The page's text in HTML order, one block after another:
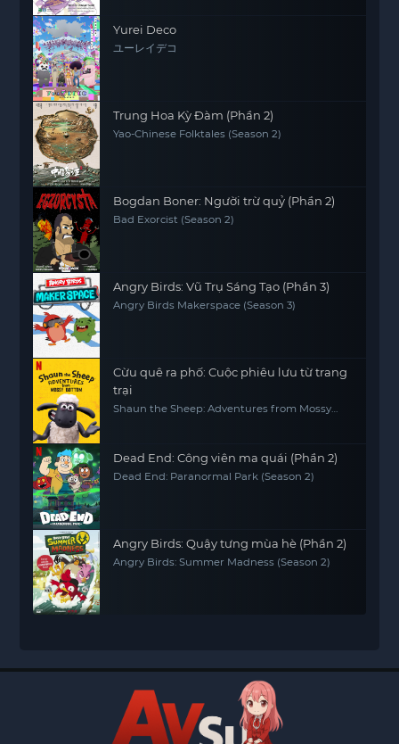
Yurei Deco
ユーレイデコ
Trung Hoa Kỳ Đàm (Phần 2)
Yao-Chinese Folktales (Season 2)
Bogdan Boner: Người trừ quỷ (Phần 2)
Bad Exorcist (Season 2)
Angry Birds: Vũ Trụ Sáng Tạo (Phần 3)
Angry Birds Makerspace (Season 3)
Cừu quê ra phố: Cuộc phiêu lưu từ trang
trại
Shaun the Sheep: Adventures from Mossy
Dead End: Công viên ma quái (Phần 2)
Dead End: Paranormal Park (Season 2)
Angry Birds: Quậy tưng mùa hè (Phần 2)
Angry Birds: Summer Madness (Season 2)